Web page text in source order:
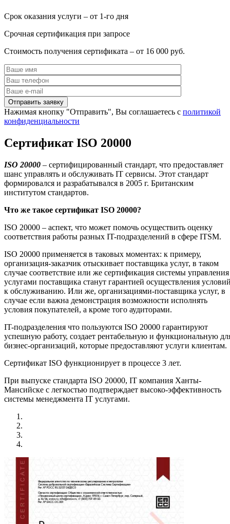
Срок оказания услуги – от 1-го дня
Срочная сертификация при запросе
Стоимость получения сертификата – от 16 000 руб.
Нажимая кнопку "Отправить", Вы соглашаетесь с политикой
конфиденциальности
Сертификат ISO 20000
ISO 20000 – сертифицированный стандарт, что предоставляет
шанс управлять и обслуживать IT сервисы. Этот стандарт
формировался и разрабатывался в 2005 г. Британским
институтом стандартов.
Что же такое сертификат ISO 20000?
ISO 20000 – аспект, что может помочь осуществить оценку
соответствия работы разных IT-подразделений в сфере ITSM.
ISO 20000 применяется в таковых моментах: к примеру,
организация-заказчик отыскивает поставщика услуг, в таком
случае соответствие или же сертификация системы управления
услугами поставщика станут гарантией осуществления
к обслуживанию. Или же, организациями-поставщика услуг, в
случае если важна демонстрация возможности исполнять
условия покупателей, а кроме того аудиторами.
IT-подразделения что пользуются ISO 20000 гарантируют
успешную работу, создает рентабельную и функциональную
бизнес-организаций, которые предоставляют услуги клиентам.
Сертификат ISO функционирует в процессе 3 лет.
При выпуске стандарта ISO 20000, IT компания Ханты-
Мансийске с легкостью подтверждает высоко-эффективность
системы менеджмента IT услугами.